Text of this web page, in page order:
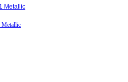
Metallic